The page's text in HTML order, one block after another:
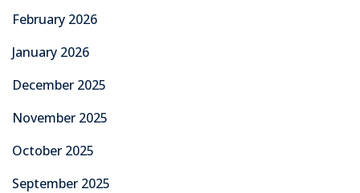
February 2026
January 2026
December 2025
November 2025
October 2025
September 2025